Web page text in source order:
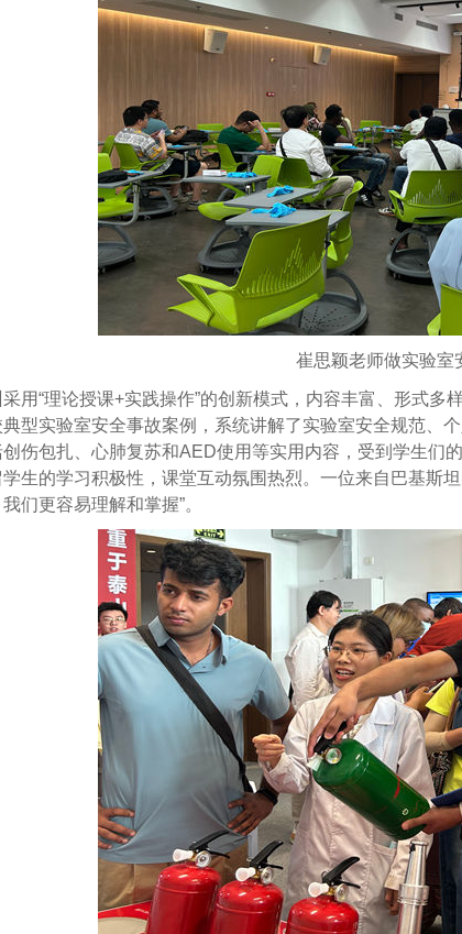
崔思颖老师做实验室
用“理论授课+实践操作”的创新模式，内容丰富、形式
型实验室安全事故案例，系统讲解了实验室安全规范、
伤包扎、心肺复苏和AED使用等实用内容，受到学生们
生的学习积极性，课堂互动氛围热烈。一位来自巴基斯
们更容易理解和掌握”。